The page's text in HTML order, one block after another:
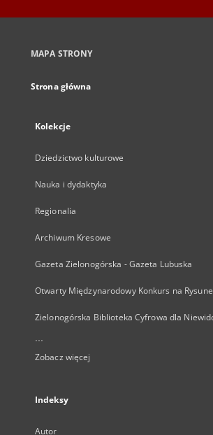
MAPA STRONY
Strona główna
Kolekcje
Dziedzictwo kulturowe
Nauka i dydaktyka
Regionalia
Archiwum Kresowe
Gazeta Zielonogórska - Gazeta Lubuska
Otwarty Międzynarodowy Konkurs na
Zielonogórska Biblioteka Cyfrowa dla
...
Zobacz więcej
Indeksy
Autor